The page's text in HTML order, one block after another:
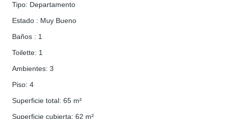
Tipo: Departamento
Estado : Muy Bueno
Baños : 1
Toilette: 1
Ambientes: 3
Piso: 4
Superficie total: 65 m²
Superficie cubierta: 62 m²